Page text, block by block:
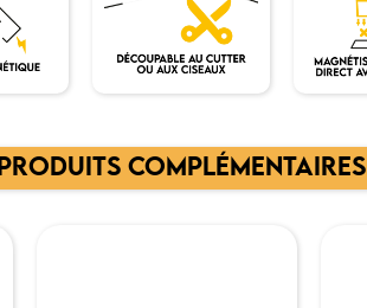
PRODUITS COMPLÉMENTAIRES